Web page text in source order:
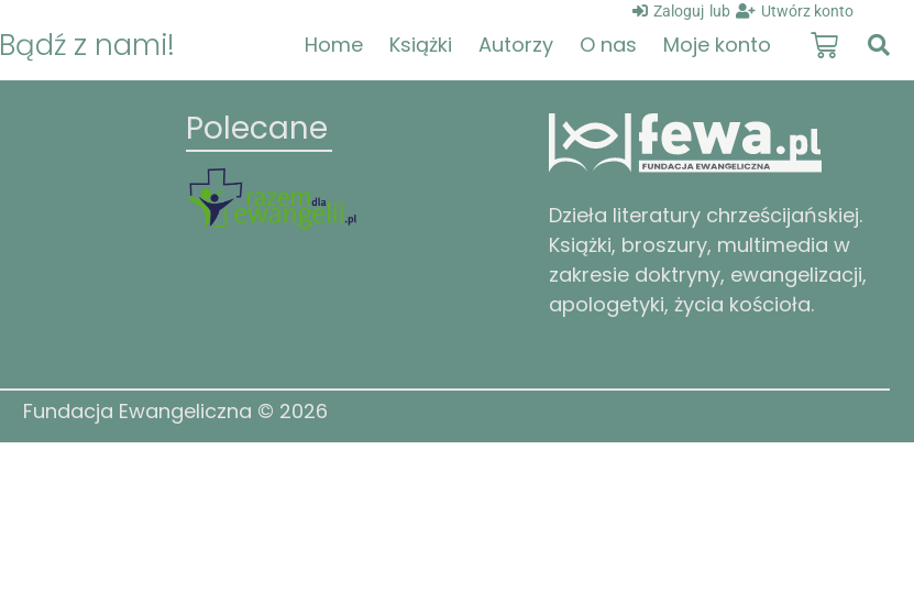
Zaloguj lub Utwórz konto
Bądź z nami! Home Książki Autorzy O nas Moje konto
Polecane
Dzieła literatury chrześcijańskiej.
Książki, broszury, multimedia w
zakresie doktryny, ewangelizacji,
apologetyki, życia kościoła.
Fundacja Ewangeliczna © 2026